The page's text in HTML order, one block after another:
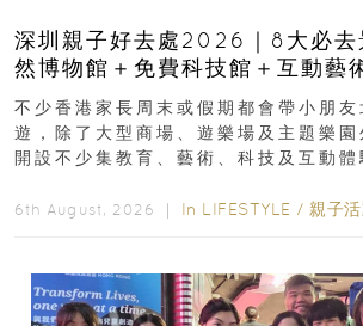
深圳親子好去處2026｜8大必去
然博物館＋免費科技館＋互動藝
齡、交通、門票、開放時間
不少香港家長周末或假期都會帶小朋友
遊，除了大型商場、遊樂場及主題樂園
開設不少集教育、藝術、科技及互動
6th August, 2026 ｜ In LIFESTYLE / 親子